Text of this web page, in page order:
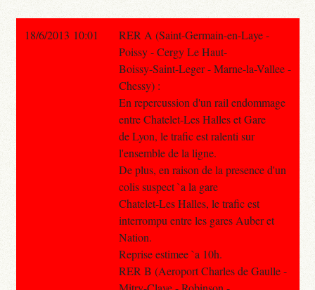
18/6/2013 10:01
RER A (Saint-Germain-en-Laye -
Poissy - Cergy Le Haut-
Boissy-Saint-Leger - Marne-la-Vallee -
Chessy) :
En repercussion d'un rail endommage
entre Chatelet-Les Halles et Gare
de Lyon, le trafic est ralenti sur
l'ensemble de la ligne.
De plus, en raison de la presence d'un
colis suspect `a la gare
Chatelet-Les Halles, le trafic est
interrompu entre les gares Auber et
Nation.
Reprise estimee `a 10h.
RER B (Aeroport Charles de Gaulle -